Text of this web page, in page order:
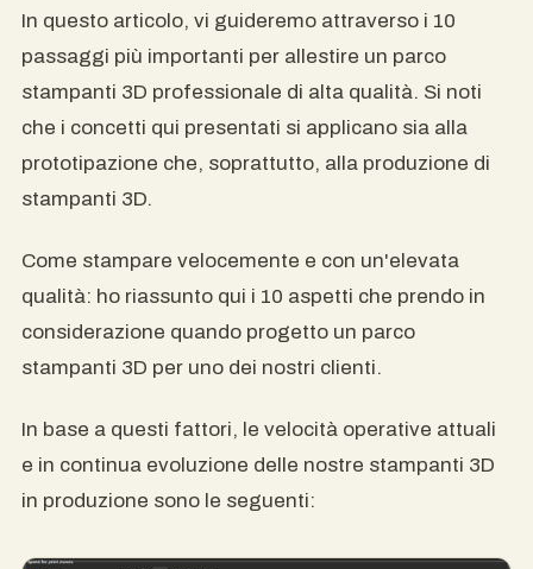
In questo articolo, vi guideremo attraverso i 10
passaggi più importanti per allestire un parco
stampanti 3D professionale di alta qualità. Si noti
che i concetti qui presentati si applicano sia alla
prototipazione che, soprattutto, alla produzione di
stampanti 3D.
Come stampare velocemente e con un'elevata
qualità: ho riassunto qui i 10 aspetti che prendo in
considerazione quando progetto un parco
stampanti 3D per uno dei nostri clienti.
In base a questi fattori, le velocità operative attuali
e in continua evoluzione delle nostre stampanti 3D
in produzione sono le seguenti: